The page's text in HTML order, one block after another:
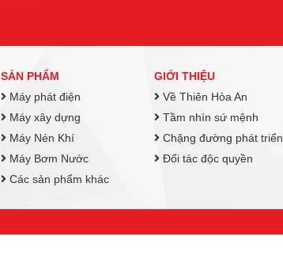
SẢN PHẨM
Máy phát điện
Máy xây dựng
Máy Nén Khí
Máy Bơm Nước
Các sản phẩm khác
GIỚI THIỆU
Về Thiên Hòa An
Tầm nhìn sứ mệnh
Chặng đường phát triển
Đối tác độc quyền